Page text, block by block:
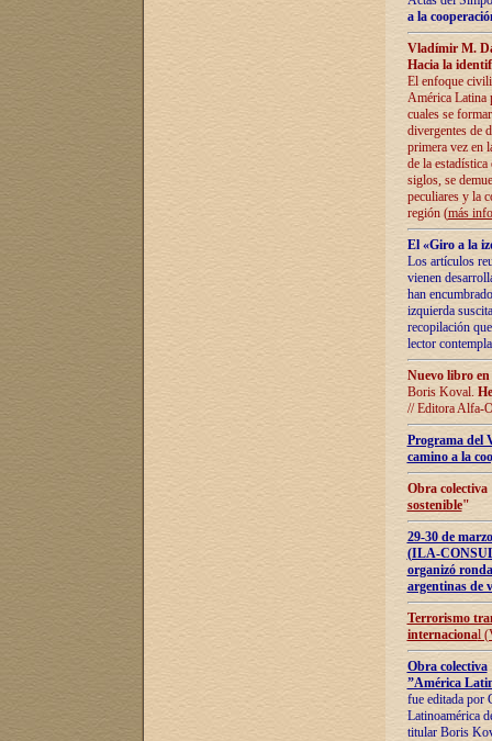
a la
Vladímir M.
Hacia la
El enfoque
América Latina
cuales se
divergentes de
primera vez en
de la
siglos, se
peculiares y la
región (más
El «Giro a la
Los artículos
vienen
han
izquierda
recopilación
lector
Nuevo libro
Boris Koval.
// Editora Alfa-
Programa del
camino a la
Obra
sostenible"
29-30 de
(ILA-
organizó
argentinas de
Terrorismo
internacional
Obra colectiva
”América
fue editada por
Latinoamérica
titular Boris